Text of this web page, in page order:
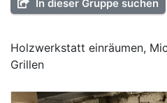
In dieser Gruppe suchen
Holzwerkstatt einräumen,
Grillen